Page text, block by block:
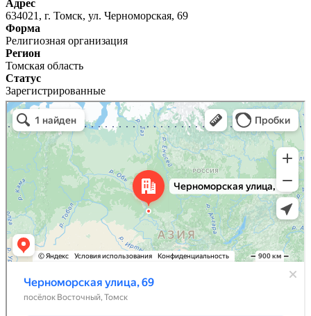
Адрес
634021, г. Томск, ул. Черноморская, 69
Форма
Религиозная организация
Регион
Томская область
Статус
Зарегистрированные